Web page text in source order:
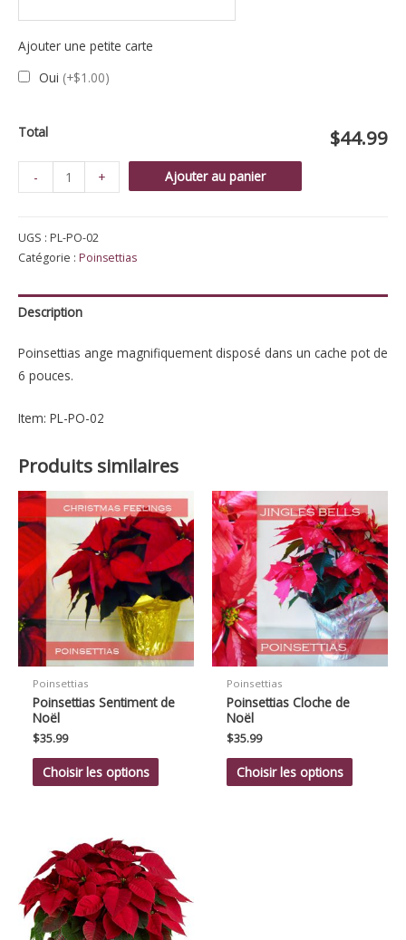
Ajouter une petite carte
Oui (+$1.00)
Total $44.99
-
de
Ange
blanc
+ Ajouter au panier
UGS : PL-PO-02
Catégorie : Poinsettias
Description
Poinsettias ange magnifiquement disposé dans un cache pot de
6 pouces.
Item: PL-PO-02
Produits similaires
Poinsettias
Poinsettias Sentiment de
Noël
$35.99
Choisir les options
Poinsettias
Poinsettias Cloche de
Noël
$35.99
Choisir les options